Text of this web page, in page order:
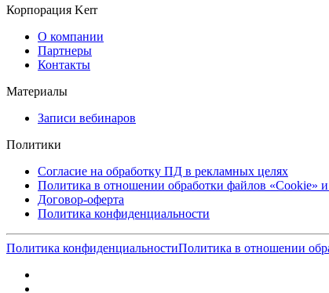
Корпорация Kerr
О компании
Партнеры
Контакты
Материалы
Записи вебинаров
Политики
Согласие на обработку ПД в рекламных целях
Политика в отношении обработки файлов «Cookie»
Договор-оферта
Политика конфиденциальности
Политика конфиденциальностиПолитика в отношении